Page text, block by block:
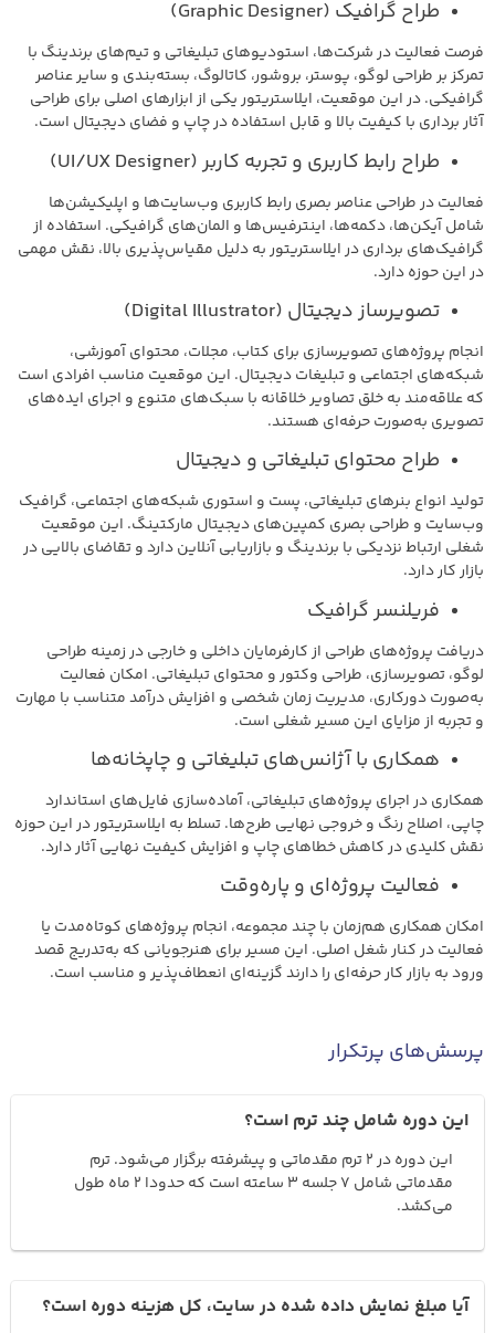
طراح گرافیک (Graphic Designer)
فرصت فعالیت در شرکت‌ها، استودیوهای تبلیغاتی و تیم‌های برندینگ با
تمرکز بر طراحی لوگو، پوستر، بروشور، کاتالوگ، بسته‌بندی و سایر عناصر
گرافیکی. در این موقعیت، ایلاستریتور یکی از ابزارهای اصلی برای طراحی
آثار برداری با کیفیت بالا و قابل استفاده در چاپ و فضای دیجیتال است.
طراح رابط کاربری و تجربه کاربر (UI/UX Designer)
فعالیت در طراحی عناصر بصری رابط کاربری وب‌سایت‌ها و اپلیکیشن‌ها
شامل آیکن‌ها، دکمه‌ها، اینترفیس‌ها و المان‌های گرافیکی. استفاده از
گرافیک‌های برداری در ایلاستریتور به دلیل مقیاس‌پذیری بالا، نقش مهمی
در این حوزه دارد.
تصویرساز دیجیتال (Digital Illustrator)
انجام پروژه‌های تصویرسازی برای کتاب، مجلات، محتوای آموزشی،
شبکه‌های اجتماعی و تبلیغات دیجیتال. این موقعیت مناسب افرادی است
که علاقه‌مند به خلق تصاویر خلاقانه با سبک‌های متنوع و اجرای ایده‌های
تصویری به‌صورت حرفه‌ای هستند.
طراح محتوای تبلیغاتی و دیجیتال
تولید انواع بنرهای تبلیغاتی، پست و استوری شبکه‌های اجتماعی، گرافیک
وب‌سایت و طراحی بصری کمپین‌های دیجیتال مارکتینگ. این موقعیت
شغلی ارتباط نزدیکی با برندینگ و بازاریابی آنلاین دارد و تقاضای بالایی در
بازار کار دارد.
فریلنسر گرافیک
دریافت پروژه‌های طراحی از کارفرمایان داخلی و خارجی در زمینه طراحی
لوگو، تصویرسازی، طراحی وکتور و محتوای تبلیغاتی. امکان فعالیت
به‌صورت دورکاری، مدیریت زمان شخصی و افزایش درآمد متناسب با مهارت
و تجربه از مزایای این مسیر شغلی است.
همکاری با آژانس‌های تبلیغاتی و چاپخانه‌ها
همکاری در اجرای پروژه‌های تبلیغاتی، آماده‌سازی فایل‌های استاندارد
چاپی، اصلاح رنگ و خروجی نهایی طرح‌ها. تسلط به ایلاستریتور در این حوزه
نقش کلیدی در کاهش خطاهای چاپ و افزایش کیفیت نهایی آثار دارد.
فعالیت پروژه‌ای و پاره‌وقت
امکان همکاری هم‌زمان با چند مجموعه، انجام پروژه‌های کوتاه‌مدت یا
فعالیت در کنار شغل اصلی. این مسیر برای هنرجویانی که به‌تدریج قصد
ورود به بازار کار حرفه‌ای را دارند گزینه‌ای انعطاف‌پذیر و مناسب است.
پرسش‌های پرتکرار
این دوره شامل چند ترم است؟
این دوره در 2 ترم مقدماتی و پیشرفته برگزار می‌شود. ترم
مقدماتی شامل 7 جلسه 3 ساعته است که حدودا 2 ماه طول
می‌کشد.
آیا مبلغ نمایش داده شده در سایت، کل هزینه دوره است؟